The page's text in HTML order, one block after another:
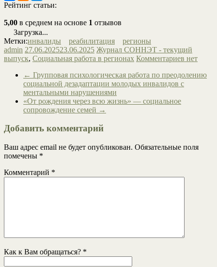
Рейтинг статьи:
5,00 в среднем на основе 1 отзывов
Загрузка...
Метки:инвалиды реабилитация
регионы
admin 27.06.202523.06.2025 Журнал СОННЭТ - текущий
выпуск, Социальная работа в регионах Комментариев нет
← Групповая психологическая работа по преодолению
социальной дезадаптации молодых инвалидов с
ментальными нарушениями
«От рождения через всю жизнь» — социальное
сопровождение семей →
Добавить комментарий
Ваш адрес email не будет опубликован. Обязательные поля
помечены *
Комментарий *
Как к Вам обращаться? *